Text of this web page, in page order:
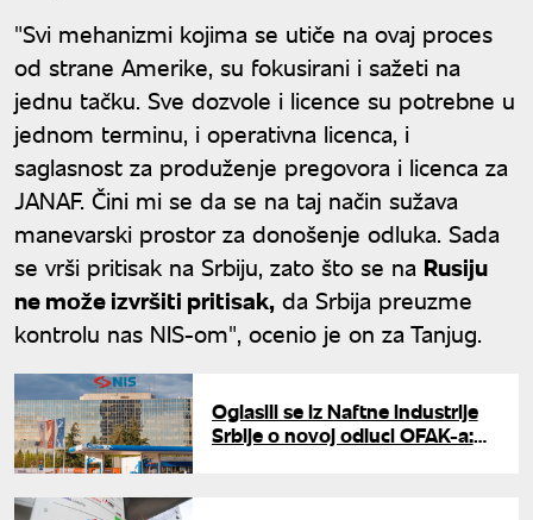
"Svi mehanizmi kojima se utiče na ovaj proces
od strane Amerike, su fokusirani i sažeti na
jednu tačku. Sve dozvole i licence su potrebne u
jednom terminu, i operativna licenca, i
saglasnost za produženje pregovora i licenca za
JANAF. Čini mi se da se na taj način sužava
manevarski prostor za donošenje odluka. Sada
se vrši pritisak na Srbiju, zato što se na Rusiju
ne može izvršiti pritisak, da Srbija preuzme
kontrolu nas NIS-om", ocenio je on za Tanjug.
Oglasili se iz Naftne industrije
Srbije o novoj odluci OFAK-a: